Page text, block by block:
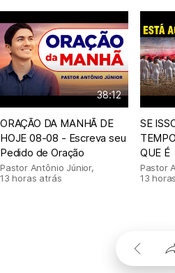
38:12
ORAÇÃO DA MANHÃ DE
HOJE 08-08 - Escreva seu
Pedido de Oração
Pastor Antônio Júnior,
13 horas atrás
SE
QUE É
Pastor
13